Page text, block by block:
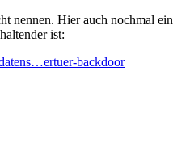
nennen. Hier auch nochmal ein
ist:
backdoor